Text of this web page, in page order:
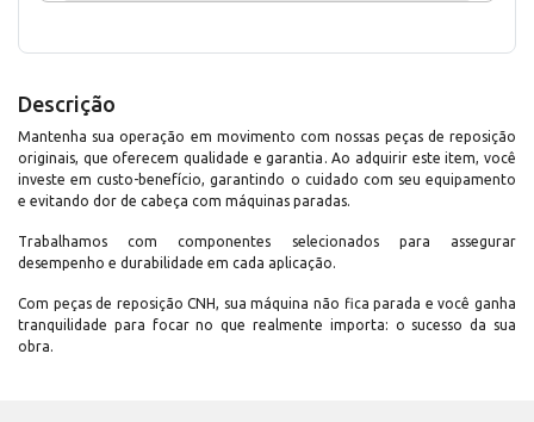
Descrição
Mantenha sua operação em movimento com nossas peças de reposição
originais, que oferecem qualidade e garantia. Ao adquirir este item, você
investe em custo-benefício, garantindo o cuidado com seu equipamento
e evitando dor de cabeça com máquinas paradas.
Trabalhamos com componentes selecionados para assegurar
desempenho e durabilidade em cada aplicação.
Com peças de reposição CNH, sua máquina não fica parada e você ganha
tranquilidade para focar no que realmente importa: o sucesso da sua
obra.